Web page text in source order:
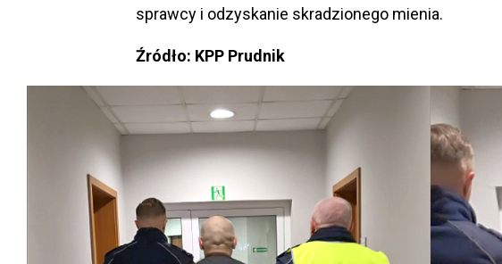
sprawcy i odzyskanie skradzionego mienia.
Źródło: KPP Prudnik